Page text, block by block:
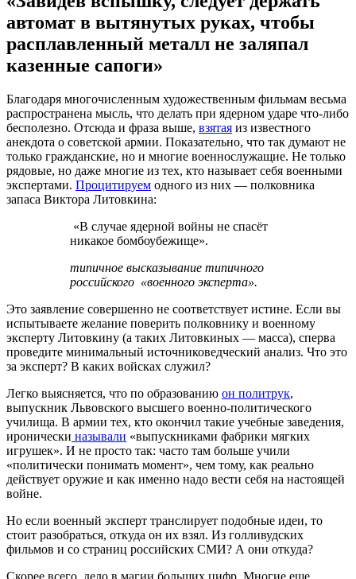
автомат в вытянутых руках, чтобы
расплавленный металл не заляпал
казенные сапоги»
Благодаря многочисленным художественным фильмам весьма
распространена мысль, что делать при ядерном ударе что-либо
бесполезно. Отсюда и фраза выше, взятая из известного
анекдота о советской армии. Показательно, что так думают не
только гражданские, но и многие военнослужащие. Не только
рядовые, но даже многие из тех, кто называет себя военными
экспертами. Процитируем одного из них — полковника
запаса Виктора Литовкина:
«В случае ядерной войны не спасёт
никакое бомбоубежище».
типичное высказывание типичного
российского «военного эксперта».
Это заявление совершенно не соответствует истине. Если вы
испытываете желание поверить полковнику и военному
эксперту Литовкину (а таких Литовкиных — масса), сперва
проведите минимальный источниковедческий анализ. Что это
за эксперт? В каких войсках служил?
Легко выясняется, что по образованию он политрук,
выпускник Львовского высшего военно-политического
училища. В армии тех, кто окончил такие учебные заведения,
иронически называли «выпускниками фабрики мягких
игрушек». И не просто так: часто там больше учили
«политически понимать момент», чем тому, как реально
действует оружие и как именно надо вести себя на настоящей
войне.
Но если военный эксперт транслирует подобные идеи, то
стоит разобраться, откуда он их взял. Из голливудских
фильмов и со страниц российских СМИ? А они откуда?